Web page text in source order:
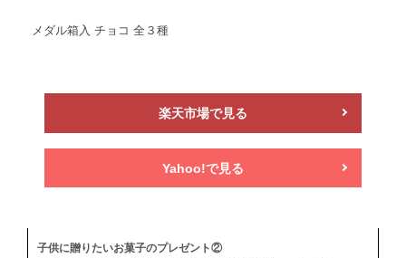
メダル箱入 チョコ 全３種
楽天市場で見る
Yahoo!で見る
子供に贈りたいお菓子のプレゼント②